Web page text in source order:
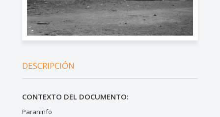
DESCRIPCIÓN
CONTEXTO DEL DOCUMENTO:
Paraninfo